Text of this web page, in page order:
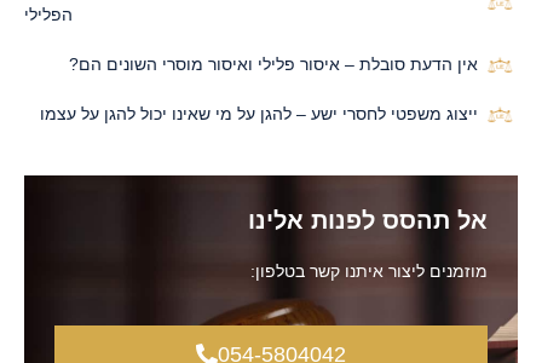
הפלילי
אין הדעת סובלת – איסור פלילי ואיסור מוסרי השונים הם?
ייצוג משפטי לחסרי ישע – להגן על מי שאינו יכול להגן על עצמו
אל תהסס לפנות אלינו
מוזמנים ליצור איתנו קשר בטלפון:
054-5804042